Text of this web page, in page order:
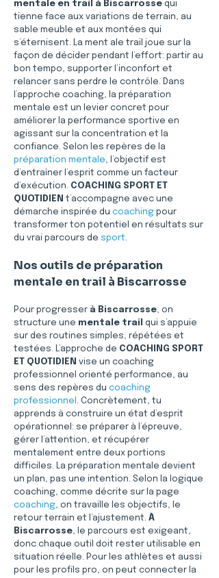
mentale en trail à Biscarrosse qui
tienne face aux variations de terrain, au
sable meuble et aux montées qui
s’éternisent. La ment ale trail joue sur la
façon de décider pendant l’effort: partir au
bon tempo, supporter l’inconfort et
relancer sans perdre le contrôle. Dans
l’approche coaching, la préparation
mentale est un levier concret pour
améliorer la performance sportive en
agissant sur la concentration et la
confiance. Selon les repères de la
préparation mentale, l’objectif est
d’entraîner l’esprit comme un facteur
d’exécution. COACHING SPORT ET
QUOTIDIEN t’accompagne avec une
démarche inspirée du coaching pour
transformer ton potentiel en résultats sur
du vrai parcours de sport.
Nos outils de préparation
mentale en trail à Biscarrosse
Pour progresser à Biscarrosse, on
structure une mentale trail
qui s’appuie
sur des routines simples, répétées et
testées. L’approche de COACHING SPORT
ET QUOTIDIEN vise un coaching
professionnel orienté performance, au
sens des repères du coaching
professionnel . Concrètement, tu
apprends à construire un état d’esprit
opérationnel: se préparer à l’épreuve,
gérer l’attention, et récupérer
mentalement entre deux portions
difficiles. La préparation mentale devient
un plan, pas une intention. Selon la logique
coaching, comme décrite sur la page
coaching, on travaille les objectifs, le
retour terrain et l’ajustement. À
Biscarrosse, le parcours est exigeant,
donc chaque outil doit rester utilisable en
situation réelle. Pour les athlètes et aussi
pour les profils pro, on peut connecter la